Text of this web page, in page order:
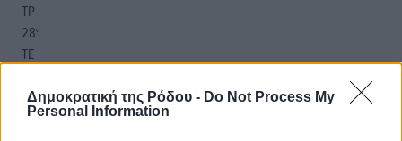
Δημοκρατική της Ρόδου - Do Not Process My
Personal Information
ΤΡ
28°
ΤΕ